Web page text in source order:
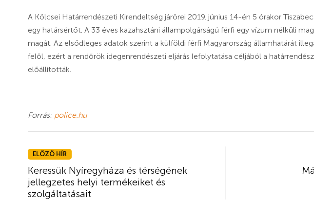
A Kölcsei Határrendészeti Kirendeltség járőrei 2019. június 14-én 5 órakor
egy határsértőt. A 33 éves kazahsztáni állampolgárságú férfi egy vízum nélküli
magát. Az elsődleges adatok szerint a külföldi férfi Magyarország államhatárát
felől, ezért a rendőrök idegenrendészeti eljárás lefolytatása céljából a
előállították.
Forrás: police.hu
ELŐZŐ HÍR
Keressük Nyíregyháza és térségének
jellegzetes helyi termékeiket és
szolgáltatásait